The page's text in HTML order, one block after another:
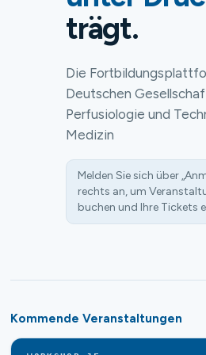
trägt.
Die
Deutschen
Perfusiologie und
Medizin
Melden Sie sich über
rechts an, um
buchen und Ihre Tickets
Kommende Veranstaltungen